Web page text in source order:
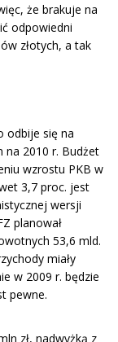
że brakuje na
odpowiedni
złotych, a tak
odbije się na
na 2010 r. Budżet
wzrostu PKB w
3,7 proc. jest
wersji
planował
53,6 mld.
miały
w 2009 r. będzie
pewne.
zł, nadwyżką z